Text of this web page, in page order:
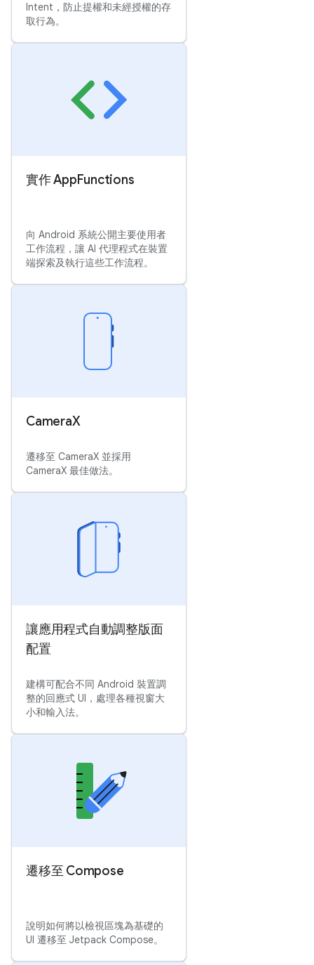
Intent，防止提權和未經授權的存
取行為。
實作 AppFunctions
向 Android 系統公開主要使用者
工作流程，讓 AI 代理程式在裝置
端探索及執行這些工作流程。
CameraX
遷移至 CameraX 並採用
CameraX 最佳做法。
讓應用程式自動調整版面
配置
建構可配合不同 Android 裝置調
整的回應式 UI，處理各種視窗大
小和輸入法。
遷移至 Compose
說明如何將以檢視區塊為基礎的
UI 遷移至 Jetpack Compose。